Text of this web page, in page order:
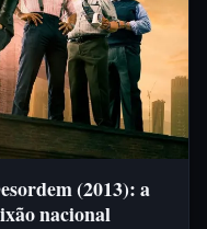
(2013): a
nacional